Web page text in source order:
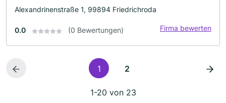
Alexandrinenstraße 1, 99894 Friedrichroda
0.0 (0 Bewertungen) Firma bewerten
1 2
1-20 von 23